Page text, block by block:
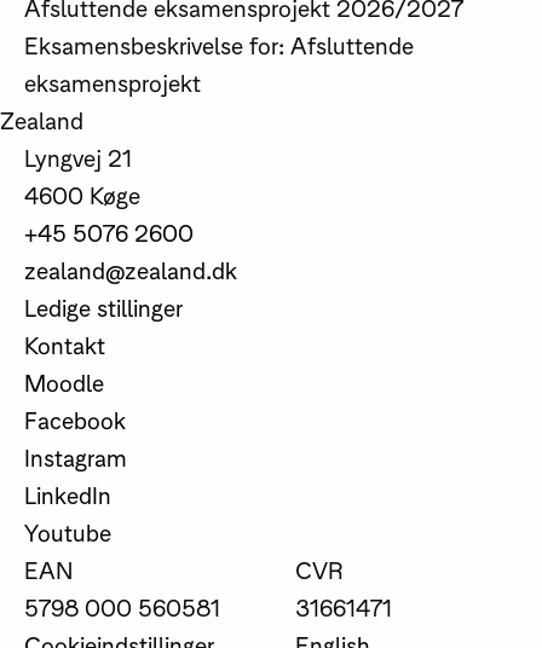
Afsluttende eksamensprojekt 2026/2027
Eksamensbeskrivelse for: Afsluttende
eksamensprojekt
Zealand
Lyngvej 21
4600 Køge
+45 5076 2600
zealand@zealand.dk
Ledige stillinger
Kontakt
Moodle
Facebook
Instagram
LinkedIn
Youtube
EAN
5798 000 560581
CVR
31661471